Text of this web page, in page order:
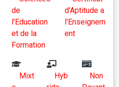
de
l'Education
et de la
Formation
d'Aptitude a
l'Enseignem
ent
Mixt
Hyb
Non